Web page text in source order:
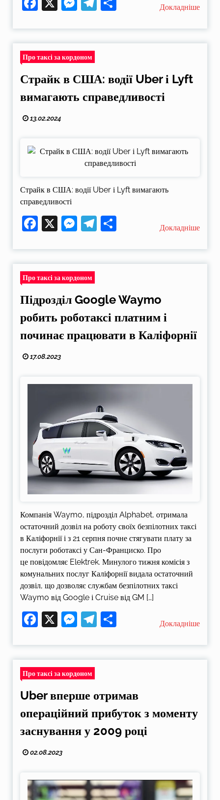
Докладніше
Про таксі за кордоном
Страйк в США: водії Uber і Lyft
вимагають справедливості
13.02.2024
Страйк в США: водії Uber і Lyft вимагають
справедливості
Facebook
X Messenger
Telegram
Поділитися
Докладніше
Про таксі за кордоном
Підрозділ Google Waymo
робить роботаксі платним і
починає працювати в Каліфорнії
17.08.2023
Компанія Waymo, підрозділ Alphabet, отримала
остаточний дозвіл на роботу своїх безпілотних таксі
в Каліфорнії і з 21 серпня почне стягувати плату за
послуги роботаксі у Сан-Франциско. Про
це повідомляє Elektrek. Минулого тижня комісія з
комунальних послуг Каліфорнії видала остаточний
дозвіл, що дозволяє службам безпілотних таксі
Waymo від Google і Cruise від GM […]
Facebook
X Messenger
Telegram
Поділитися
Докладніше
Про таксі за кордоном
Uber вперше отримав
операційний прибуток з моменту
заснування у 2009 році
02.08.2023